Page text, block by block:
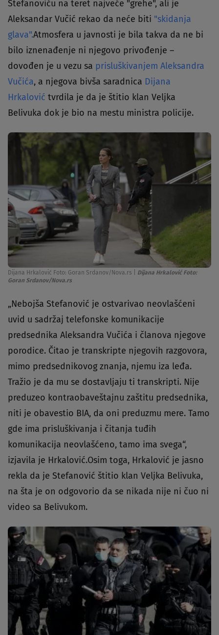
Stefanoviću na teret najveće "grehe", ali je
Aleksandar Vučić rekao da neće biti "skidanja
glava".Atmosfera u javnosti je bila takva da ne bi
bilo iznenađenje ni njegovo privođenje –
dovođen je u vezu sa prisluškivanjem Aleksandra
Vučića, a njegova bivša saradnica Dijana
Hrkalović tvrdila je da je štitio klan Veljka
Belivuka dok je bio na mestu ministra policije.
Dijana Hrkalović Foto: Goran Srdanov/Nova.rs
Dijana Hrkalović Foto:
Goran Srdanov/Nova.rs
„Nebojša Stefanović je ostvarivao neovlašćeni
uvid u sadržaj telefonske komunikacije
predsednika Aleksandra Vučića i članova njegove
porodice. Čitao je transkripte njegovih razgovora,
mimo predsednikovog znanja, njemu iza leđa.
Tražio je da mu se dostavljaju ti transkripti. Nije
preduzeo kontraobaveštajnu zaštitu predsednika,
niti je obavestio BIA, da oni preduzmu mere. Tamo
gde ima prisluškivanja i čitanja tuđih
komunikacija neovlašćeno, tamo ima svega“,
izjavila je Hrkalović.Osim toga, Hrkalović je jasno
rekla da je Stefanović štitio klan Veljka Belivuka,
na šta je on odgovorio da se nikada nije ni čuo ni
video sa Belivukom.